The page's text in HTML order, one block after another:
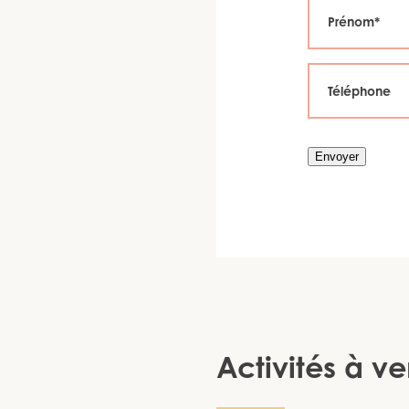
Envoyer
Activités à